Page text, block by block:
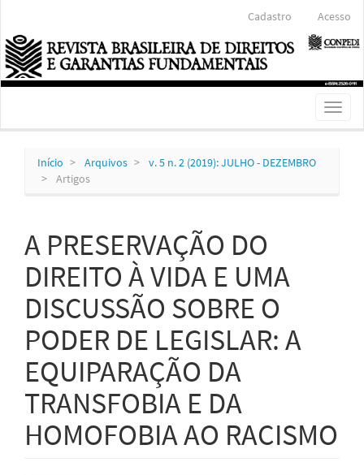
Conteúdo
principal
Barra
Lateral
Cadastro Acesso
Toggle
Início Arquivos
v. 5 n. 2 (2019): JULHO - DEZEMBRO
Artigos
A PRESERVAÇÃO DO
DIREITO À VIDA E UMA
DISCUSSÃO SOBRE O
PODER DE LEGISLAR: A
EQUIPARAÇÃO DA
TRANSFOBIA E DA
HOMOFOBIA AO RACISMO